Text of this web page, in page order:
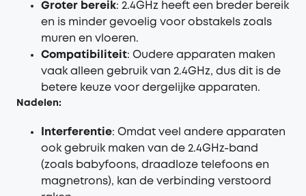
Groter bereik: 2.4GHz heeft een breder bereik
en is minder gevoelig voor obstakels zoals
muren en vloeren.
Compatibiliteit: Oudere apparaten maken
vaak alleen gebruik van 2.4GHz, dus dit is de
betere keuze voor dergelijke apparaten.
Nadelen:
Interferentie: Omdat veel andere apparaten
ook gebruik maken van de 2.4GHz-band
(zoals babyfoons, draadloze telefoons en
magnetrons), kan de verbinding verstoord